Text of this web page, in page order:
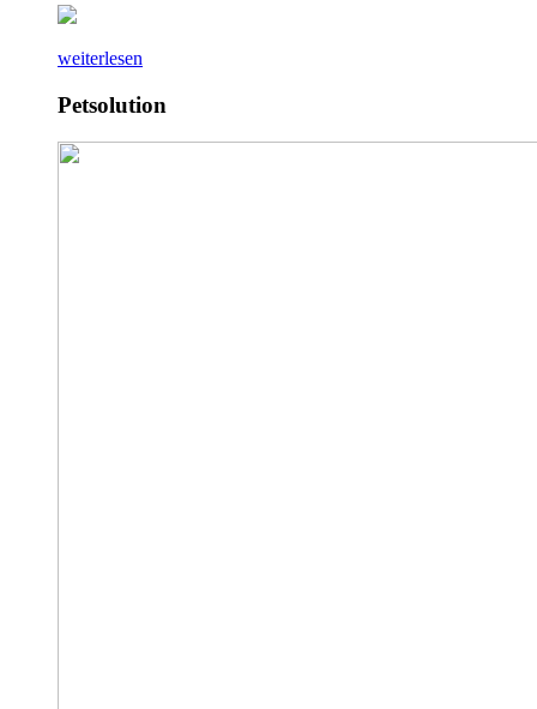
weiterlesen
Petsolution